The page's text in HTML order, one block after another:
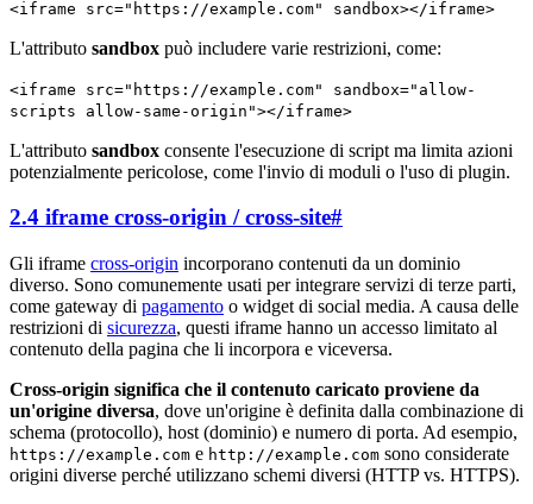
<iframe src="https://example.com" sandbox></iframe>
L'attributo sandbox può includere varie restrizioni, come:
<iframe src="https://example.com" sandbox="allow-
scripts allow-same-origin"></iframe>
L'attributo sandbox consente l'esecuzione di script ma limita azioni
potenzialmente pericolose, come l'invio di moduli o l'uso di plugin.
2.4 iframe cross-origin / cross-site#
Gli iframe cross-origin incorporano contenuti da un dominio
diverso. Sono comunemente usati per integrare servizi di terze parti,
come gateway di pagamento o widget di social media. A causa delle
restrizioni di sicurezza, questi iframe hanno un accesso limitato al
contenuto della pagina che li incorpora e viceversa.
Cross-origin significa che il contenuto caricato proviene da
un'origine diversa, dove un'origine è definita dalla combinazione di
schema (protocollo), host (dominio) e numero di porta. Ad esempio,
https://example.com e http://example.com sono considerate
origini diverse perché utilizzano schemi diversi (HTTP vs. HTTPS).